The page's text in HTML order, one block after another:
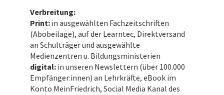
Verbreitung:
Print: in ausgewählten Fachzeitschriften
(Abobeilage), auf der Learntec, Direktversand
an Schulträger und ausgewählte
Medienzentren u. Bildungsministerien
digital: in unseren Newslettern (über 100.000
Empfänger:innen) an Lehrkräfte, eBook im
Konto MeinFriedrich, Social Media Kanal des